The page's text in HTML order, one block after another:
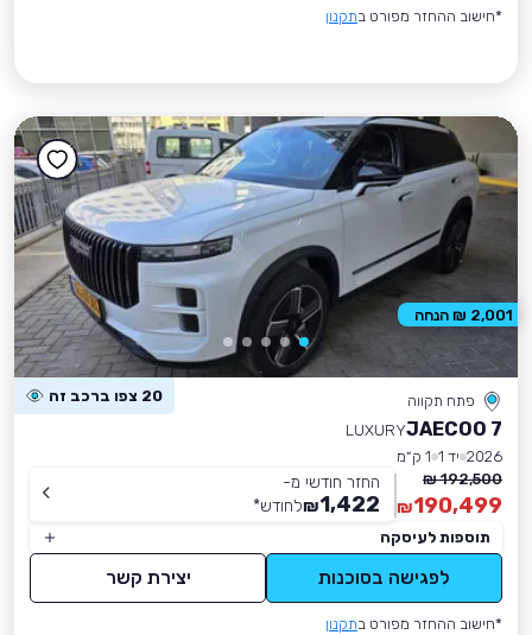
*חישוב ההחזר מפורט בתקנון
פתח תקווה 20 צפו ברכב זה
JAECOO 7
LUXURY
2026 יד 1
1 ק״מ
192,500 ₪
190,499
₪
החזר חודשי מ-
1,422
₪לחודש*
תוספות לעיסקה
לפגישה בסוכנות יצירת קשר
*חישוב ההחזר מפורט בתקנון
2,001 ₪ הנחה